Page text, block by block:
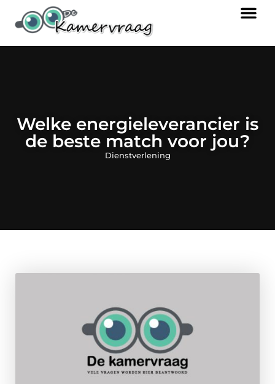
Welke energieleverancier is
de beste match voor jou?
Dienstverlening